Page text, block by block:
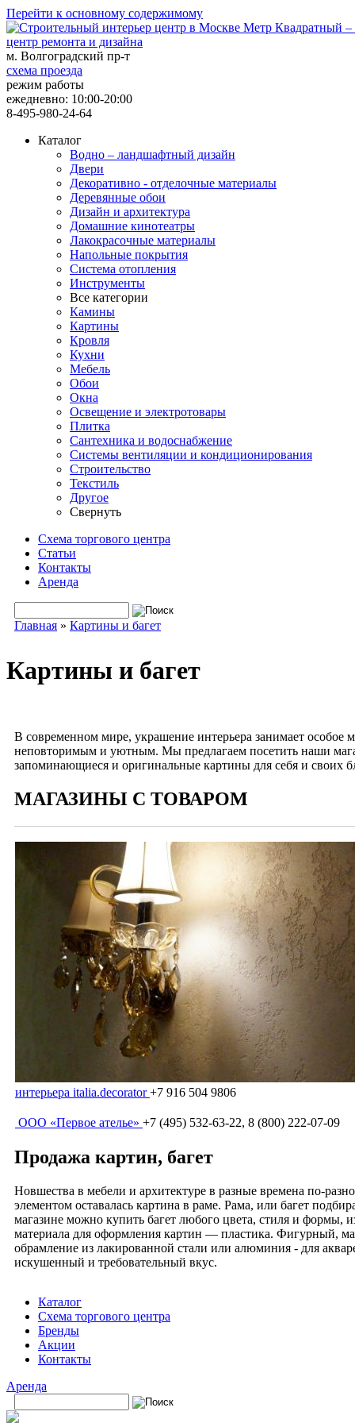
Перейти к основному содержимому
центр ремонта и дизайна
м. Волгоградский пр-т
схема проезда
режим работы
ежедневно: 10:00-20:00
8-495-980-24-64
Каталог
Водно – ландшафтный дизайн
Двери
Декоративно - отделочные материалы
Деревянные обои
Дизайн и архитектура
Домашние кинотеатры
Лакокрасочные материалы
Напольные покрытия
Система отопления
Инструменты
Все категории
Камины
Картины
Кровля
Кухни
Мебель
Обои
Окна
Освещение и электротовары
Плитка
Сантехника и водоснабжение
Системы вентиляции и кондиционирования
Строительство
Текстиль
Другое
Свернуть
Схема торгового центра
Статьи
Контакты
Аренда
Форма поиска
Главная » Картины и багет
Картины и багет
В современном мире, украшение интерьера занимает особое
неповторимым и уютным. Мы предлагаем посетить наши
запоминающиеся и оригинальные картины для себя и своих
МАГАЗИНЫ С ТОВАРОМ
интерьера italia.decorator+7 916 504 9806
ООО «Первое ателье» +7 (495) 532-63-22, 8 (800) 222-07-09
Продажа картин, багет
Новшества в мебели и архитектуре в разные времена по-
элементом оставалась картина в раме. Рама, или багет
магазине можно купить багет любого цвета, стиля и формы,
материала для оформления картин — пластика. Фигурный,
обрамление из лакированной стали или алюминия - для
искушенный и требовательный вкус.
Каталог
Схема торгового центра
Бренды
Акции
Контакты
Аренда